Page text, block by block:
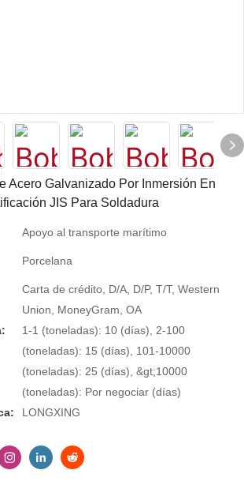
Acero Galvanizado Por Inmersión En
JIS Para Soldadura
Apoyo al transporte marítimo
Porcelana
Carta de crédito, D/A, D/P, T/T, Western
Union, MoneyGram, OA
1-1 (toneladas): 10 (días), 2-100
(toneladas): 15 (días), 101-10000
(toneladas): 25 (días), &gt;10000
(toneladas): Por negociar (días)
LONGXING